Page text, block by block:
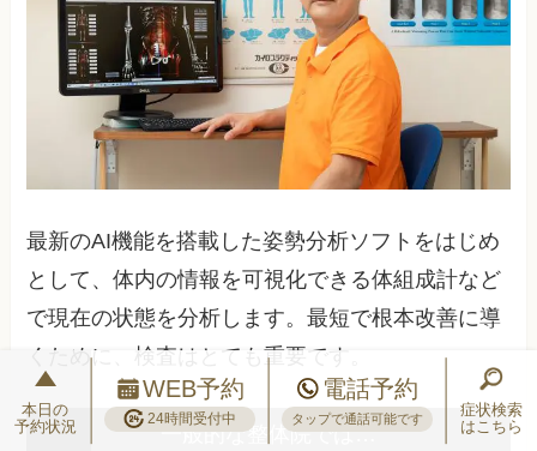
最新のAI機能を搭載した姿勢分析ソフトをはじめ
として、体内の情報を可視化できる体組成計など
で現在の状態を分析します。最短で根本改善に導
くために、検査はとても重要です。
一般的な整体院では…
本日の
予約状況
WEB予約
24時間受付中
電話予約
タップで通話可能です
症状検索
はこちら